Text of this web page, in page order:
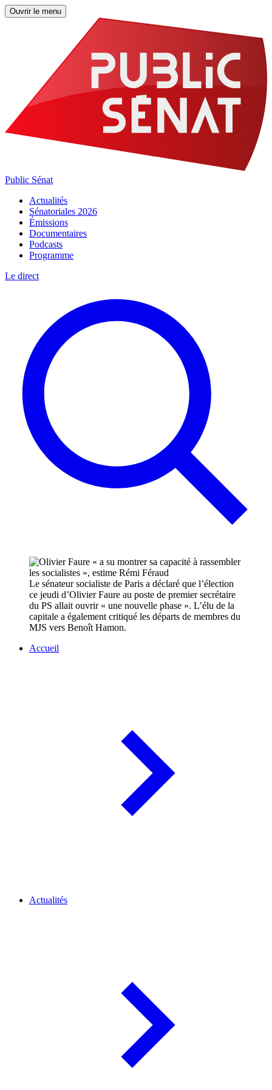
Ouvrir le menu
Public Sénat
Actualités
Sénatoriales 2026
Émissions
Documentaires
Podcasts
Programme
Le direct
Le sénateur socialiste de Paris a déclaré que l’élection
ce jeudi d’Olivier Faure au poste de premier secrétaire
du PS allait ouvrir « une nouvelle phase ». L’élu de la
capitale a également critiqué les départs de membres du
MJS vers Benoît Hamon.
Accueil
Actualités